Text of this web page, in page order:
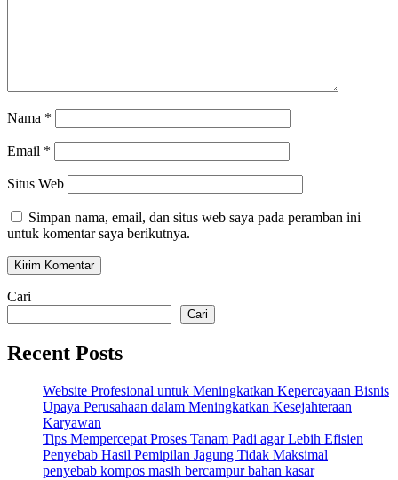
Nama *
Email *
Situs Web
Simpan nama, email, dan situs web saya pada peramban ini
untuk komentar saya berikutnya.
Cari
Cari
Recent Posts
Website Profesional untuk Meningkatkan Kepercayaan Bisnis
Upaya Perusahaan dalam Meningkatkan Kesejahteraan
Karyawan
Tips Mempercepat Proses Tanam Padi agar Lebih Efisien
Penyebab Hasil Pemipilan Jagung Tidak Maksimal
penyebab kompos masih bercampur bahan kasar